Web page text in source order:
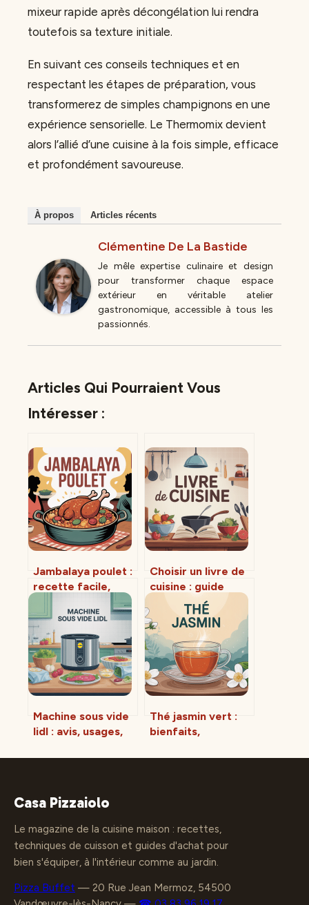
mixeur rapide après décongélation lui rendra
toutefois sa texture initiale.
En suivant ces conseils techniques et en
respectant les étapes de préparation, vous
transformerez de simples champignons en une
expérience sensorielle. Le Thermomix devient
alors l’allié d’une cuisine à la fois simple, efficace
et profondément savoureuse.
À propos Articles récents
Clémentine De La Bastide
Je mêle expertise culinaire et design
pour transformer chaque espace
extérieur en véritable atelier
gastronomique, accessible à tous les
passionnés.
Articles Qui Pourraient Vous
Intéresser :
Jambalaya poulet :
recette facile,
vraiment inratable
Choisir un livre de
cuisine : guide
complet pour ne
plus se tromper
Machine sous vide
lidl : avis, usages,
bons plans
Thé jasmin vert :
bienfaits,
choix du meilleur
Casa Pizzaiolo
Le magazine de la cuisine maison : recettes,
techniques de cuisson et guides d'achat pour
bien s'équiper, à l'intérieur comme au jardin.
Pizza Buffet — 20 Rue Jean Mermoz, 54500